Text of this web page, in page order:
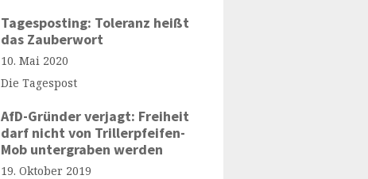
Tagesposting: Toleranz heißt
das Zauberwort
10. Mai 2020
Die Tagespost
AfD-Gründer verjagt: Freiheit
darf nicht von Trillerpfeifen-
Mob untergraben werden
19. Oktober 2019